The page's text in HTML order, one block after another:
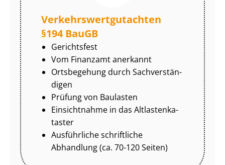
Ver­kehrs­wert­gut­ach­ten
§194 BauGB
Gerichtsfest
Vom Finanzamt anerkannt
Ortsbegehung durch Sach­ver­stän­
di­gen
Prüfung von Baulasten
Einsichtnahme in das Alt­las­ten­ka­
tas­ter
Ausführliche schriftliche
Abhandlung (ca. 70-120 Seiten)